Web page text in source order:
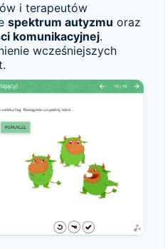
i terapeutów
spektrum autyzmu oraz
komunikacyjnej.
wcześniejszych